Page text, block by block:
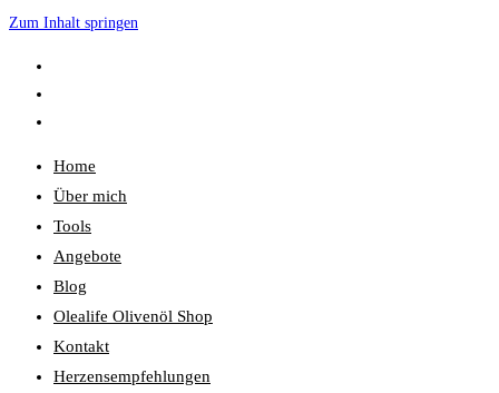
Zum Inhalt springen
Home
Über mich
Tools
Angebote
Blog
Olealife Olivenöl Shop
Kontakt
Herzensempfehlungen